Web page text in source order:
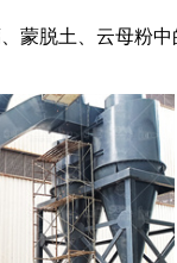
蒙脱土、云母粉